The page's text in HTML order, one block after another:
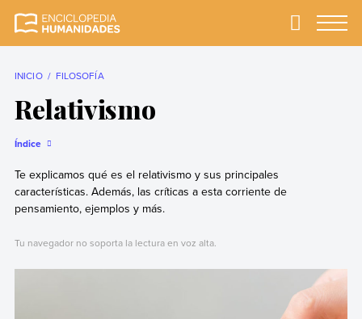
completa y más
Primary
INICIO FILOSOFÍA
Relativismo
Índice
Te explicamos qué es el relativismo y sus principales
características. Además, las críticas a esta corriente de
pensamiento, ejemplos y más.
Tu navegador no soporta la lectura en voz alta.